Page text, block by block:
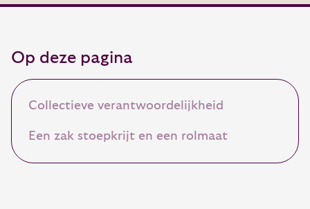
Op deze pagina
Collectieve verantwoordelijkheid
Een zak stoepkrijt en een rolmaat